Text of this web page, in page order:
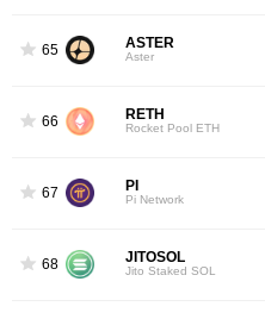
65 ASTER
Aster
66 RETH
Rocket Pool ETH
67 PI
Pi Network
68 JITOSOL
Jito Staked SOL